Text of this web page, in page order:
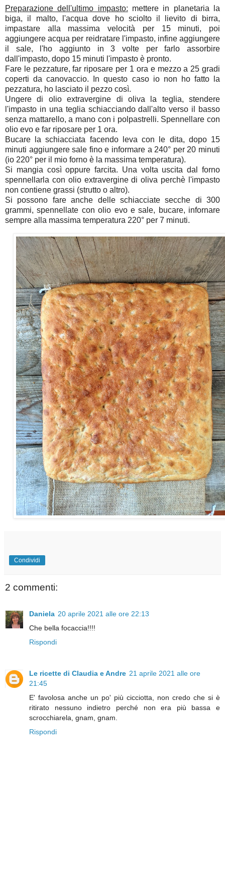
Preparazione dell'ultimo impasto: mettere in planetaria la
biga, il malto, l'acqua dove ho sciolto il lievito di birra,
impastare alla massima velocità per 15 minuti, poi
aggiungere acqua per reidratare l'impasto, infine aggiungere
il sale, l'ho aggiunto in 3 volte per farlo assorbire
dall'impasto, dopo 15 minuti l'impasto è pronto.
Fare le pezzature, far riposare per 1 ora e mezzo a 25 gradi
coperti da canovaccio. In questo caso io non ho fatto la
pezzatura, ho lasciato il pezzo così.
Ungere di olio extravergine di oliva la teglia, stendere
l'impasto in una teglia schiacciando dall'alto verso il basso
senza mattarello, a mano con i polpastrelli. Spennellare con
olio evo e far riposare per 1 ora.
Bucare la schiacciata facendo leva con le dita, dopo 15
minuti aggiungere sale fino e informare a 240° per 20 minuti
(io 220° per il mio forno è la massima temperatura).
Si mangia così oppure farcita. Una volta uscita dal forno
spennellarla con olio extravergine di oliva perchè l'impasto
non contiene grassi (strutto o altro).
Si possono fare anche delle schiacciate secche di 300
grammi, spennellate con olio evo e sale, bucare, infornare
sempre alla massima temperatura 220° per 7 minuti.
Condividi
2 commenti:
Daniela 20 aprile 2021 alle ore 22:13
Che bella focaccia!!!!
Rispondi
Le ricette di Claudia e Andre 21 aprile 2021 alle ore
21:45
E' favolosa anche un po' più cicciotta, non credo che si è
ritirato nessuno indietro perché non era più bassa e
scrocchiarela, gnam, gnam.
Rispondi